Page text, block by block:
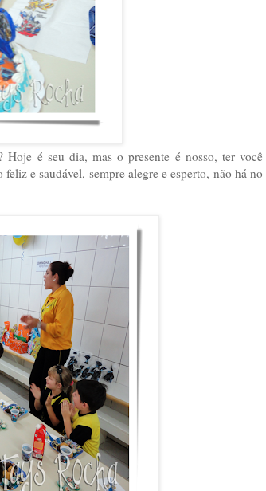
é seu dia, mas o presente é nosso, ter você
e saudável, sempre alegre e esperto, não há no